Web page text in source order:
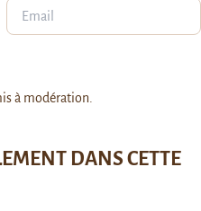
à modération.
DANS CETTE